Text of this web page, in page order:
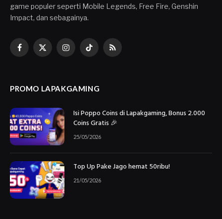
game populer seperti Mobile Legends, Free Fire, Genshin
Impact, dan sebagainya.
Facebook
X
InstagramTikTokRSS
PROMO LAPAKGAMING
Isi Poppo Coins di Lapakgaming, Bonus 2.000
Coins Gratis 🎉
25/05/2026
Top Up Pake Jago hemat 50ribu!
21/05/2026